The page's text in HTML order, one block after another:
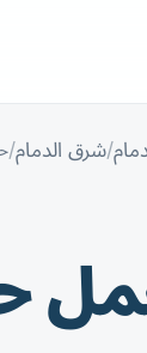
شرق الدمام